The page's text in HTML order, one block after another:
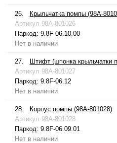
26.
Крыльчатка помпы (98A-
Артикул 98A-801026
Паркод: 9.8F-06.10.00
Нет в наличии
27.
Штифт (шпонка крыльчатки
Артикул 98A-801027
Паркод: 9.8F-06.12
Нет в наличии
28.
Корпус помпы (98A-801028)
Артикул 98A-801028
Паркод: 9.8F-06.09.01
Нет в наличии